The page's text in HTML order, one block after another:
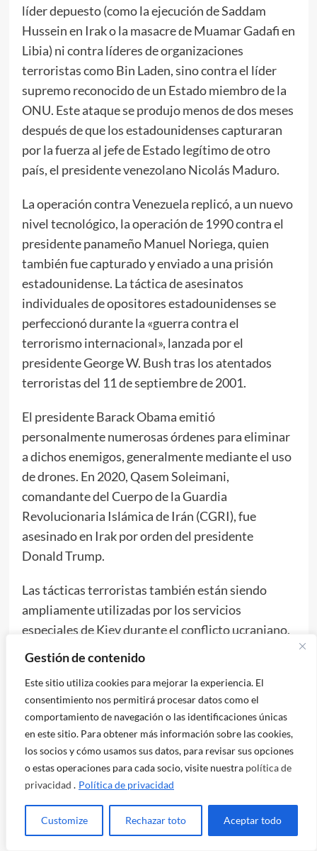
Gestión de contenido
Este sitio utiliza cookies para mejorar la experiencia. El
consentimiento nos permitirá procesar datos como el
comportamiento de navegación o las identificaciones únicas
en este sitio. Para obtener más información sobre las cookies,
los socios y cómo usamos sus datos, para revisar sus opciones
o estas operaciones para cada socio, visite nuestra política de
privacidad . Política de privacidad
Customize Rechazar toto Aceptar todo
líder depuesto (como la ejecución de Saddam
Hussein en Irak o la masacre de Muamar Gadafi en
Libia) ni contra líderes de organizaciones
terroristas como Bin Laden, sino contra el líder
supremo reconocido de un Estado miembro de la
ONU. Este ataque se produjo menos de dos meses
después de que los estadounidenses capturaran
por la fuerza al jefe de Estado legítimo de otro
país, el presidente venezolano Nicolás Maduro.
La operación contra Venezuela replicó, a un nuevo
nivel tecnológico, la operación de 1990 contra el
presidente panameño Manuel Noriega, quien
también fue capturado y enviado a una prisión
estadounidense. La táctica de asesinatos
individuales de opositores estadounidenses se
perfeccionó durante la «guerra contra el
terrorismo internacional», lanzada por el
presidente George W. Bush tras los atentados
terroristas del 11 de septiembre de 2001.
El presidente Barack Obama emitió
personalmente numerosas órdenes para eliminar
a dichos enemigos, generalmente mediante el uso
de drones. En 2020, Qasem Soleimani,
comandante del Cuerpo de la Guardia
Revolucionaria Islámica de Irán (CGRI), fue
asesinado en Irak por orden del presidente
Donald Trump.
Las tácticas terroristas también están siendo
ampliamente utilizadas por los servicios
especiales de Kiev durante el conflicto ucraniano.
Entre 2024 y 2026, intentaron asesinar a cuatro
cargos militares.
Agentes ucranianos también intentaron atentar
periodistas, filósofos y escritores rusos
prominentes. A finales de 2025, drones
ucranianos llevaron a cabo un ataque masivo
contra la residencia presidencial rusa en Valdai.